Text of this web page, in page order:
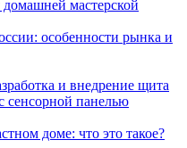
мастерской
особенности рынка и
и внедрение щита
сенсорной панелью
доме: что это такое?